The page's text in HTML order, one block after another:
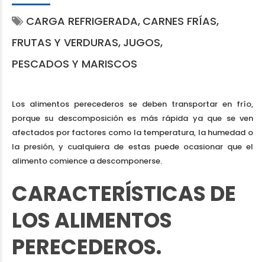
CARGA REFRIGERADA CARNES FRÍAS
FRUTAS Y VERDURAS JUGOS
PESCADOS Y MARISCOS
Los alimentos perecederos se deben transportar en frío,
porque su descomposición es más rápida ya que se ven
afectados por factores como la temperatura, la humedad o
la presión, y cualquiera de estas puede ocasionar que el
alimento comience a descomponerse.
CARACTERÍSTICAS DE
LOS ALIMENTOS
PERECEDEROS.